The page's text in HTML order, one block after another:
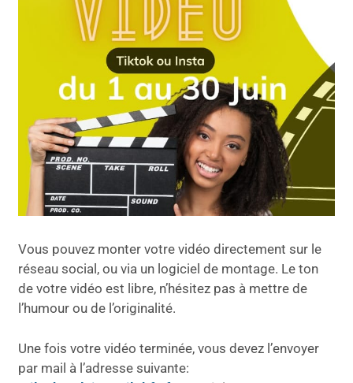
Vous pouvez monter votre vidéo directement sur le
réseau social, ou via un logiciel de montage. Le ton
de votre vidéo est libre, n’hésitez pas à mettre de
l’humour ou de l’originalité.
Une fois votre vidéo terminée, vous devez l’envoyer
par mail à l’adresse suivante: